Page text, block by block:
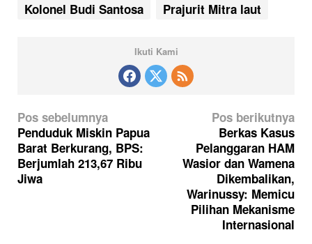
Kolonel Budi Santosa
Prajurit Mitra laut
Ikuti Kami
N
a
v
i
Pos sebelumnya
Penduduk Miskin Papua
Barat Berkurang, BPS:
Berjumlah 213,67 Ribu
Jiwa
Pos berikutnya
Berkas Kasus
Pelanggaran HAM
Wasior dan Wamena
Dikembalikan,
Warinussy: Memicu
Pilihan Mekanisme
Internasional